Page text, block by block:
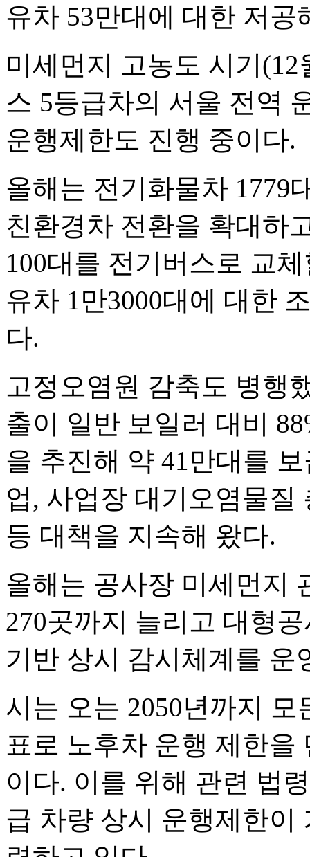
유차 53만대에 대한 저공
미세먼지 고농도 시기
스 5등급차의 서울 전역
운행제한도 진행 중이다.
올해는 전기화물차 1779
친환경차 전환을 확대하
100대를 전기버스로 교
유차 1만3000대에 대한
다.
고정오염원 감축도 병행
출이 일반 보일러 대비
을 추진해 약 41만대를
업, 사업장 대기오염물질
등 대책을 지속해 왔다.
올해는 공사장 미세먼지
270곳까지 늘리고 대형
기반 상시 감시체계를 운
시는 오는 2050년까지
표로 노후차 운행 제한을
이다. 이를 위해 관련 법
급 차량 상시 운행제한이